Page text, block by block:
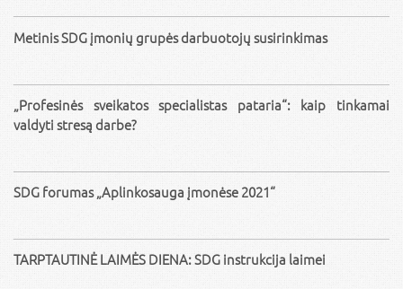
Metinis SDG įmonių grupės darbuotojų susirinkimas
„Profesinės sveikatos specialistas pataria“: kaip tinkamai
valdyti stresą darbe?
SDG forumas „Aplinkosauga įmonėse 2021“
TARPTAUTINĖ LAIMĖS DIENA: SDG instrukcija laimei